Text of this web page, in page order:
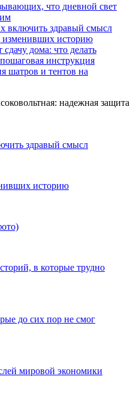
что дневной свет
включить здравый смысл
историю
дома: что делать
инструкция
шатров и тентов на
надежная защита
здравый смысл
историю
в которые трудно
до сих пор не смог
мировой экономики